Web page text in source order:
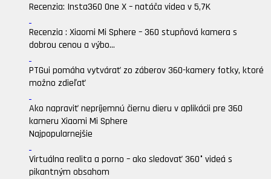
Recenzia: Insta360 One X – natáča videa v 5,7K
Recenzia : Xiaomi Mi Sphere – 360 stupňová kamera s
dobrou cenou a výbo...
PTGui pomáha vytvárať zo záberov 360-kamery fotky, ktoré
možno zdieľať
Ako napraviť nepríjemnú čiernu dieru v aplikácii pre 360
kameru Xiaomi Mi Sphere
Najpopularnejšie
Virtuálna realita a porno – ako sledovať 360° videá s
pikantným obsahom